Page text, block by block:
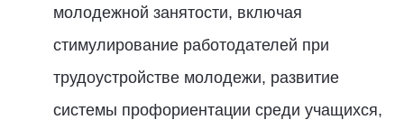
молодежной занятости, включая
стимулирование работодателей при
трудоустройстве молодежи, развитие
системы профориентации среди учащихся,